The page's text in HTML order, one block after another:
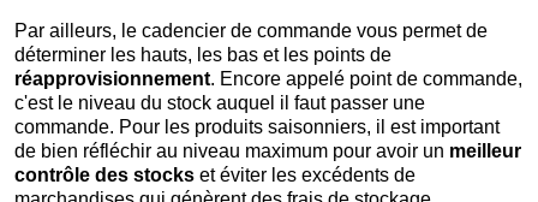
Par ailleurs, le cadencier de commande vous permet de
déterminer les hauts, les bas et les points de
réapprovisionnement. Encore appelé point de commande,
c'est le niveau du stock auquel il faut passer une
commande. Pour les produits saisonniers, il est important
de bien réfléchir au niveau maximum pour avoir un meilleur
contrôle des stocks et éviter les excédents de